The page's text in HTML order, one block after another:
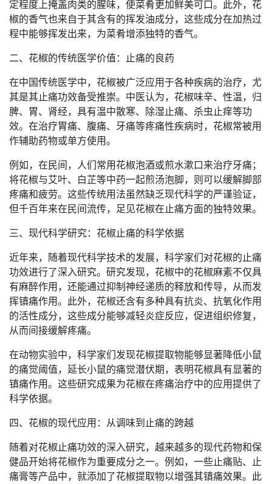
定程度上掩盖肉类的腥味，使菜肴更加鲜美可口。此外，花
椒的香气也来自于其含有的挥发油成分，这些成分在加热过
程中能够挥发出来，为菜肴增添独特的香气。
二、花椒的传统医学价值：止痛的良药
在中国传统医学中，花椒被广泛应用于各种疾病的治疗，尤
其是其止痛功效备受推崇。中医认为，花椒味辛、性温，归
脾、胃、肾经，具有温中散寒、除湿止痛、杀虫止痒等功
效。在治疗胃痛、腹痛、牙痛等疼痛性疾病时，花椒常被用
作辅助药物或单方使用。
例如，在民间，人们常用花椒泡酒或煎水漱口来治疗牙痛；
将花椒与艾叶、白芷等中药一起煎汤泡脚，则可以缓解脚部
疼痛和疲劳。这些传统用法虽然缺乏现代科学的严谨验证，
但千百年来在民间流传，足见花椒在止痛方面的独特效果。
三、现代科学研究：花椒止痛的科学依据
近年来，随着现代科学技术的发展，科学家们对花椒的止痛
功效进行了深入研究。研究发现，花椒中的花椒麻素不仅具
有麻醉作用，还能通过抑制神经递质的释放和传导，从而发
挥镇痛作用。此外，花椒还含有多种具有抗炎、抗氧化作用
的活性成分，这些成分能够减轻炎症反应，促进组织修复，
从而间接缓解疼痛。
在动物实验中，科学家们发现花椒提取物能够显著降低小鼠
的痛觉阈值，延长小鼠的痛觉潜伏期，表明花椒具有显著的
镇痛作用。这些研究成果为花椒在疼痛治疗中的应用提供了
科学依据。
四、花椒的现代应用：从调味到止痛的跨越
随着对花椒止痛功效的深入研究，越来越多的现代药物和保
健品开始将花椒作为重要成分之一。例如，一些止痛贴、止
痛膏等产品中，就添加了花椒提取物以增强其镇痛效果。此